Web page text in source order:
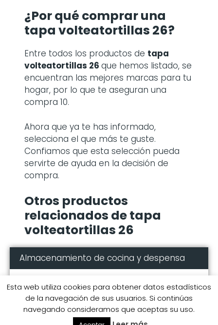
¿Por qué compraruna
tapa volteatortillas 26?
Entre todos los productos de tapa
volteatortillas 26 que hemos listado, se
encuentran las mejores marcas para tu
hogar, por lo que te aseguran una
compra 10.
Ahora que ya te has informado,
selecciona el que más te guste.
Confiamos que esta selección pueda
servirte de ayuda en la decisión de
compra.
Otros productos
relacionados de tapa
volteatortillas 26
Almacenamiento de cocina y despensa
Comprar carros de servicio con ruedas
Comprar tapa 30 cm
Comprar alfombrillas audi a3
Esta web utiliza cookies para obtener datos estadísticos
de la navegación de sus usuarios. Si continúas
navegando consideramos que aceptas su uso.